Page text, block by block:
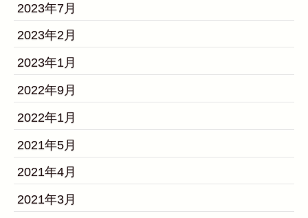
2023年7月
2023年2月
2023年1月
2022年9月
2022年1月
2021年5月
2021年4月
2021年3月